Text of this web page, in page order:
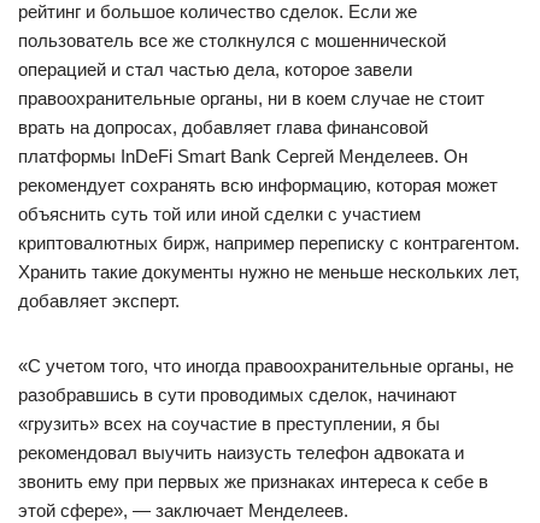
рейтинг и большое количество сделок. Если же
пользователь все же столкнулся с мошеннической
операцией и стал частью дела, которое завели
правоохранительные органы, ни в коем случае не стоит
врать на допросах, добавляет глава финансовой
платформы InDeFi Smart Bank Сергей Менделеев. Он
рекомендует сохранять всю информацию, которая может
объяснить суть той или иной сделки с участием
криптовалютных бирж, например переписку с контрагентом.
Хранить такие документы нужно не меньше нескольких лет,
добавляет эксперт.
«С учетом того, что иногда правоохранительные органы, не
разобравшись в сути проводимых сделок, начинают
«грузить» всех на соучастие в преступлении, я бы
рекомендовал выучить наизусть телефон адвоката и
звонить ему при первых же признаках интереса к себе в
этой сфере», — заключает Менделеев.